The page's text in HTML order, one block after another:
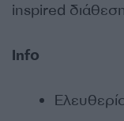
inspired
Ιnfo